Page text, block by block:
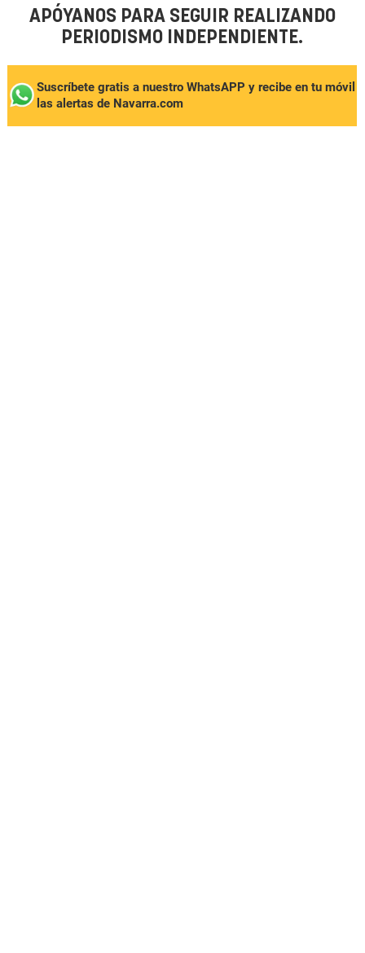
APÓYANOS PARA SEGUIR REALIZANDO
PERIODISMO INDEPENDIENTE.
Suscríbete gratis a nuestro WhatsAPP y recibe en tu móvil
las alertas de Navarra.com